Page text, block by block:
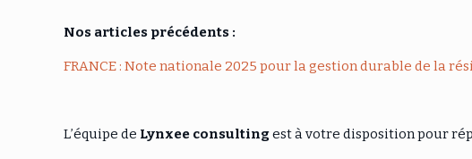
Nos articles précédents :
FRANCE : Note nationale 2025 pour la gestion durable de la
L’équipe de Lynxee consultingest à votre disposition pour